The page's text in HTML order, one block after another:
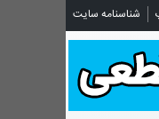
شناسنامه سایت